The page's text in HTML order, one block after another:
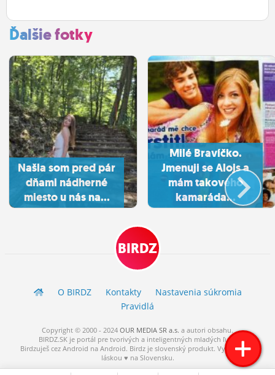
Ďalšie fotky
Našla som pred pár
dňami nádherné
miesto u nás na...
Milé Bravíčko.
Jmenuji se Alojs a
mám takového
kamaráda...
BIRDZ
O BIRDZ Kontakty
Nastavenia súkromia
Pravidlá
Copyright © 2000 - 2024 OUR MEDIA SR a.s. a autori obsahu.
BIRDZ.SK je portál pre tvorivých a inteligentných mladých ľudí.
Birdzuješ cez Android na Android. Birdz je slovenský produkt. Vytvorené s
láskou ♥ na Slovensku.